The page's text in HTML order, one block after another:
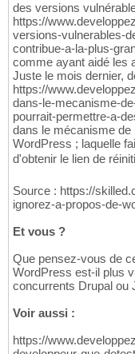
des versions
https://
versions-vulnerables-
contribue-a-la-plus-
comme ayant aidé les
Juste le mois dernier,
https://
dans-le-mecanisme-
pourrait-permettre-a-
dans le mécanisme de
WordPress ; laquelle
d'obtenir le lien de
Source : https://
ignorez-a-propos-de-
Et vous ?
Que pensez-vous de
WordPress est-il plus
concurrents Drupal ou
Voir aussi :
https://